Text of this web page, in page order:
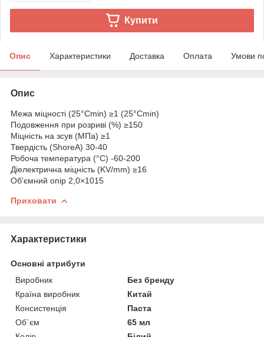
Купити
Опис Характеристики Доставка Оплата Умови
Опис
Межа міцності (25°Cmin) ≥1 (25°Cmin)
Подовження при розриві (%) ≥150
Міцність на зсув (МПа) ≥1
Твердість (ShoreA) 30-40
Робоча температура (°С) -60-200
Діелектрична міцність (KV/mm) ≥16
Об'ємний опір 2,0×1015
Приховати
Характеристики
Основні атрибути
Виробник
Без бренду
Країна виробник
Китай
Консистенція
Паста
Об`єм
65 мл